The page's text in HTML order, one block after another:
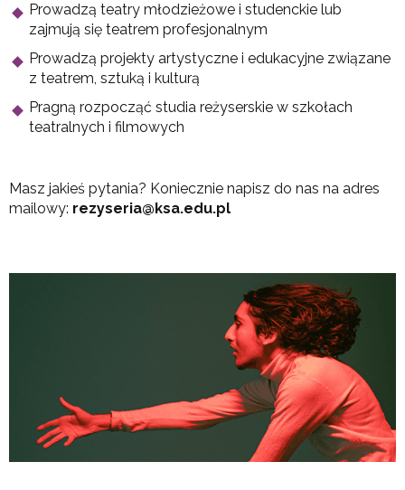
Prowadzą teatry młodzieżowe i studenckie lub
zajmują się teatrem profesjonalnym
Prowadzą projekty artystyczne i edukacyjne związane
z teatrem, sztuką i kulturą
Pragną rozpocząć studia reżyserskie w szkołach
teatralnych i filmowych
Masz jakieś pytania? Koniecznie napisz do nas na adres
mailowy: rezyseria@ksa.edu.pl